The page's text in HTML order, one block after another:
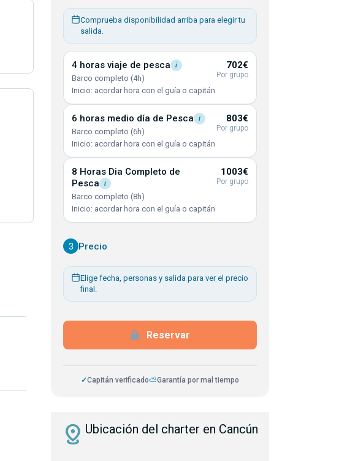
Comprueba disponibilidad arriba para elegir tu
salida.
4 horas viaje de pesca i
Barco completo (4h)
Inicio: acordar hora con el guía o capitán
702€
Por grupo
6 horas medio día de Pesca i
Barco completo (6h)
Inicio: acordar hora con el guía o capitán
803€
Por grupo
8 Horas Dia Completo de
Pesca
i
Barco completo (8h)
Inicio: acordar hora con el guía o capitán
1003€
Por grupo
3 Precio
Elige fecha, personas y salida para ver el precio
final.
Reservar
✓Capitán verificado⛅Garantía por mal tiempo
distance Ubicación del charter en Cancún